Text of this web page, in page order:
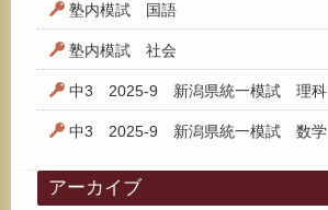
塾内模試 国語
塾内模試 社会
中3 2025-9 新潟県統一模試 理科
中3 2025-9 新潟県統一模試 数学
アーカイブ